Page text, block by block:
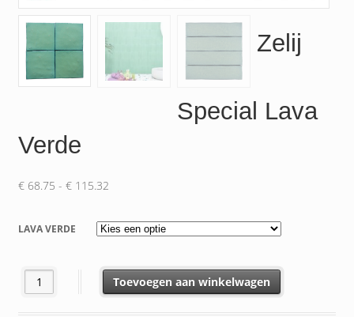
Zelij
Special Lava
Verde
€68.75 - €115.32Prijsklasse:
tot
€ 115.32
LAVA VERDE
Zelij Special Lava Verde aantalToevoegen aan winkelwagen